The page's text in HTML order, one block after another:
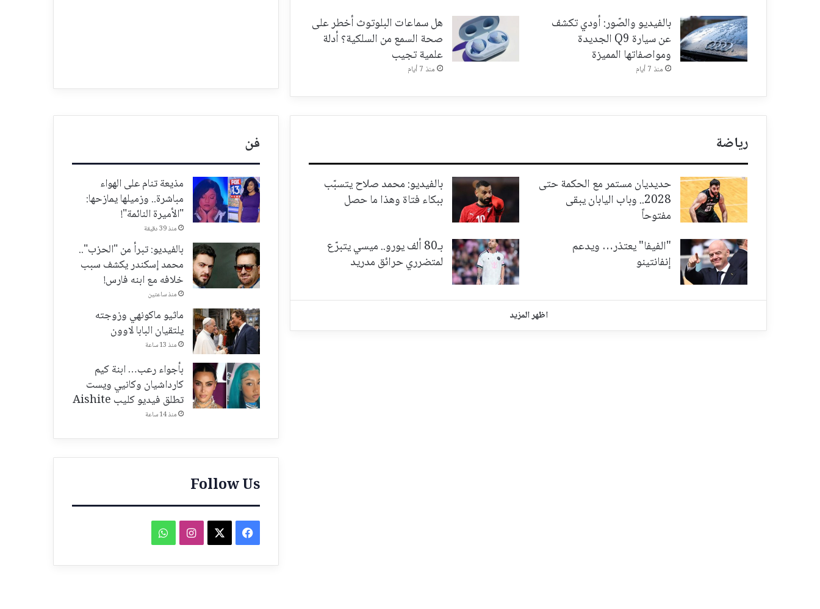
بالفيديو والصّور: أودي تكشف
عن سيارة Q9 الجديدة
ومواصفاتها المميزة
منذ 7 أيام
هل سماعات البلوتوث أخطر على
صحة السمع من السلكية؟ أدلة
علمية تجيب
منذ 7 أيام
رياضة
حديديان مستمر مع الحكمة حتى
2028.. وباب اليابان يبقى
مفتوحاً
بالفيديو: محمد صلاح يتسبّب
ببكاء فتاة وهذا ما حصل
"الفيفا" يعتذر… ويدعم
إنفانتينو
بـ80 ألف يورو.. ميسي يتبرّع
لمتضرري حرائق مدريد
اظهر المزيد
فن
مذيعة تنام على الهواء
مباشرة.. وزميلها يمازحها:
"الأميرة النائمة"!
منذ 39 دقيقة
بالفيديو: تبرأ من "الحزب"..
محمد إسكندر يكشف سبب
خلافه مع ابنه فارس!
منذ ساعتين
ماثيو ماكونهي وزوجته
يلتقيان البابا لاوون
منذ 13 ساعة
بأجواء رعب… ابنة كيم
كارداشيان وكانيي ويست
تطلق فيديو كليب Aishite
منذ 14 ساعة
Follow Us
فيسبوك انستقرامواتساب